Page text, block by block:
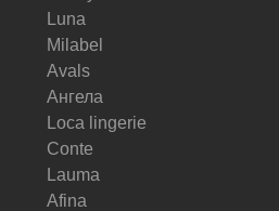
Luna
Milabel
Avals
Ангела
Loca lingerie
Conte
Lauma
Afina